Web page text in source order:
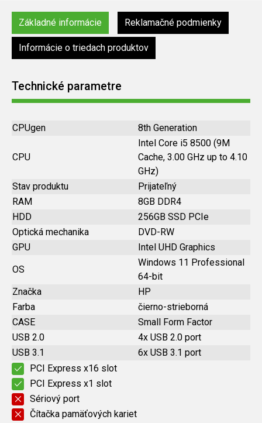
Základné informácie Reklamačné podmienky
Informácie o triedach produktov
Technické parametre
CPUgen 8th Generation
CPU
Intel Core i5 8500 (9M
Cache, 3.00 GHz up to 4.10
GHz)
Stav produktu
Prijateľný
RAM
8GB DDR4
HDD
256GB SSD PCIe
Optická mechanika
DVD-RW
GPU
Intel UHD Graphics
OS
Windows 11 Professional
64-bit
Značka
HP
Farba
čierno-strieborná
CASE
Small Form Factor
USB 2.0
4x USB 2.0 port
USB 3.1
6x USB 3.1 port
PCI Express x16 slot
PCI Express x1 slot
Sériový port
Čítačka pamäťových kariet